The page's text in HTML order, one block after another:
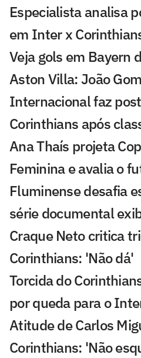
Especialista analisa
em Inter x
Veja gols em Bayern
Aston Villa: João
Internacional faz
Corinthians após
Ana Thaís projeta
Feminina e avalia o
Fluminense desafia
série documental
Craque Neto critica
Corinthians: 'Não dá'
Torcida do
por queda para o
Atitude de Carlos
Corinthians: 'Não